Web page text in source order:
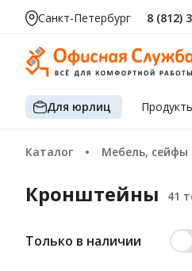
Санкт-Петербург 8 (812)
Для юрлиц
Каталог Мебель, сейфы
Кронштейны
Только в наличии